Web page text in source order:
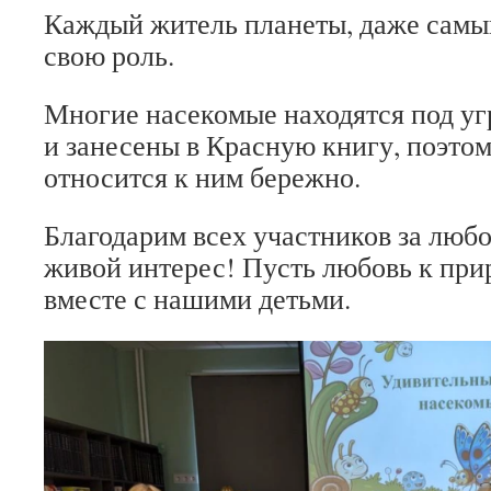
Каждый житель планеты, даже
свою роль.
Многие насекомые находятся под
и занесены в Красную книгу,
относится к ним бережно.
Благодарим всех участников за
живой интерес! Пусть любовь к
вместе с нашими детьми.